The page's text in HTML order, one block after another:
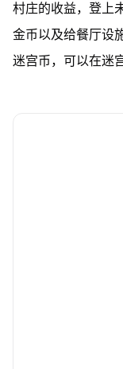
村庄的收益，登上
金币以及给餐厅设
迷宫币，可以在迷